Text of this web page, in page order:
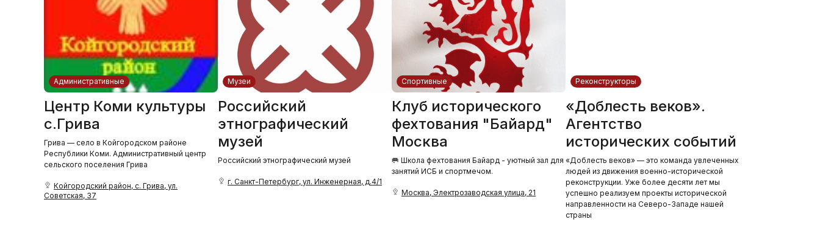
Административные
Центр Коми культуры
с.Грива
Грива — село в Койгородском районе
Республики Коми. Административный центр
сельского поселения Грива
Койгородский район, с. Грива, ул.
Советская, 37
Музеи
Российский
этнографический
музей
Российский этнографический музей
г. Санкт-Петербург, ул. Инженерная, д.4/1
Спортивные
Клуб исторического
фехтования "Байард"
Москва
🥅 Школа фехтования Байард - уютный зал для
занятий ИСБ и спортмечом.
Москва, Электрозаводская улица, 21
Реконструкторы
«Доблесть веков».
Агентство
исторических событий
«Доблесть веков» — это команда увлеченных
людей из движения военно-исторической
реконструкции. Уже более десяти лет мы
успешно реализуем проекты исторической
направленности на Северо-Западе нашей
страны